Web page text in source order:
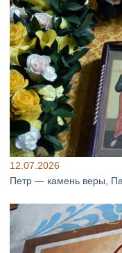
12.07.2026
Петр — камень веры,